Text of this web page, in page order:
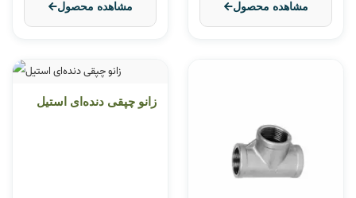
مشاهده محصول مشاهده محصول
زانو چپقی دنده‌ای استیل